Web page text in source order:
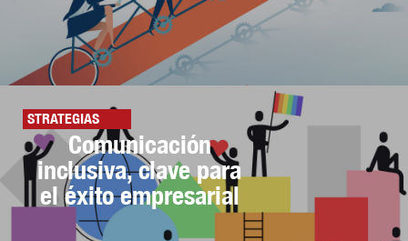
STRATEGIAS
Comunicación
inclusiva, clave para
el éxito empresarial